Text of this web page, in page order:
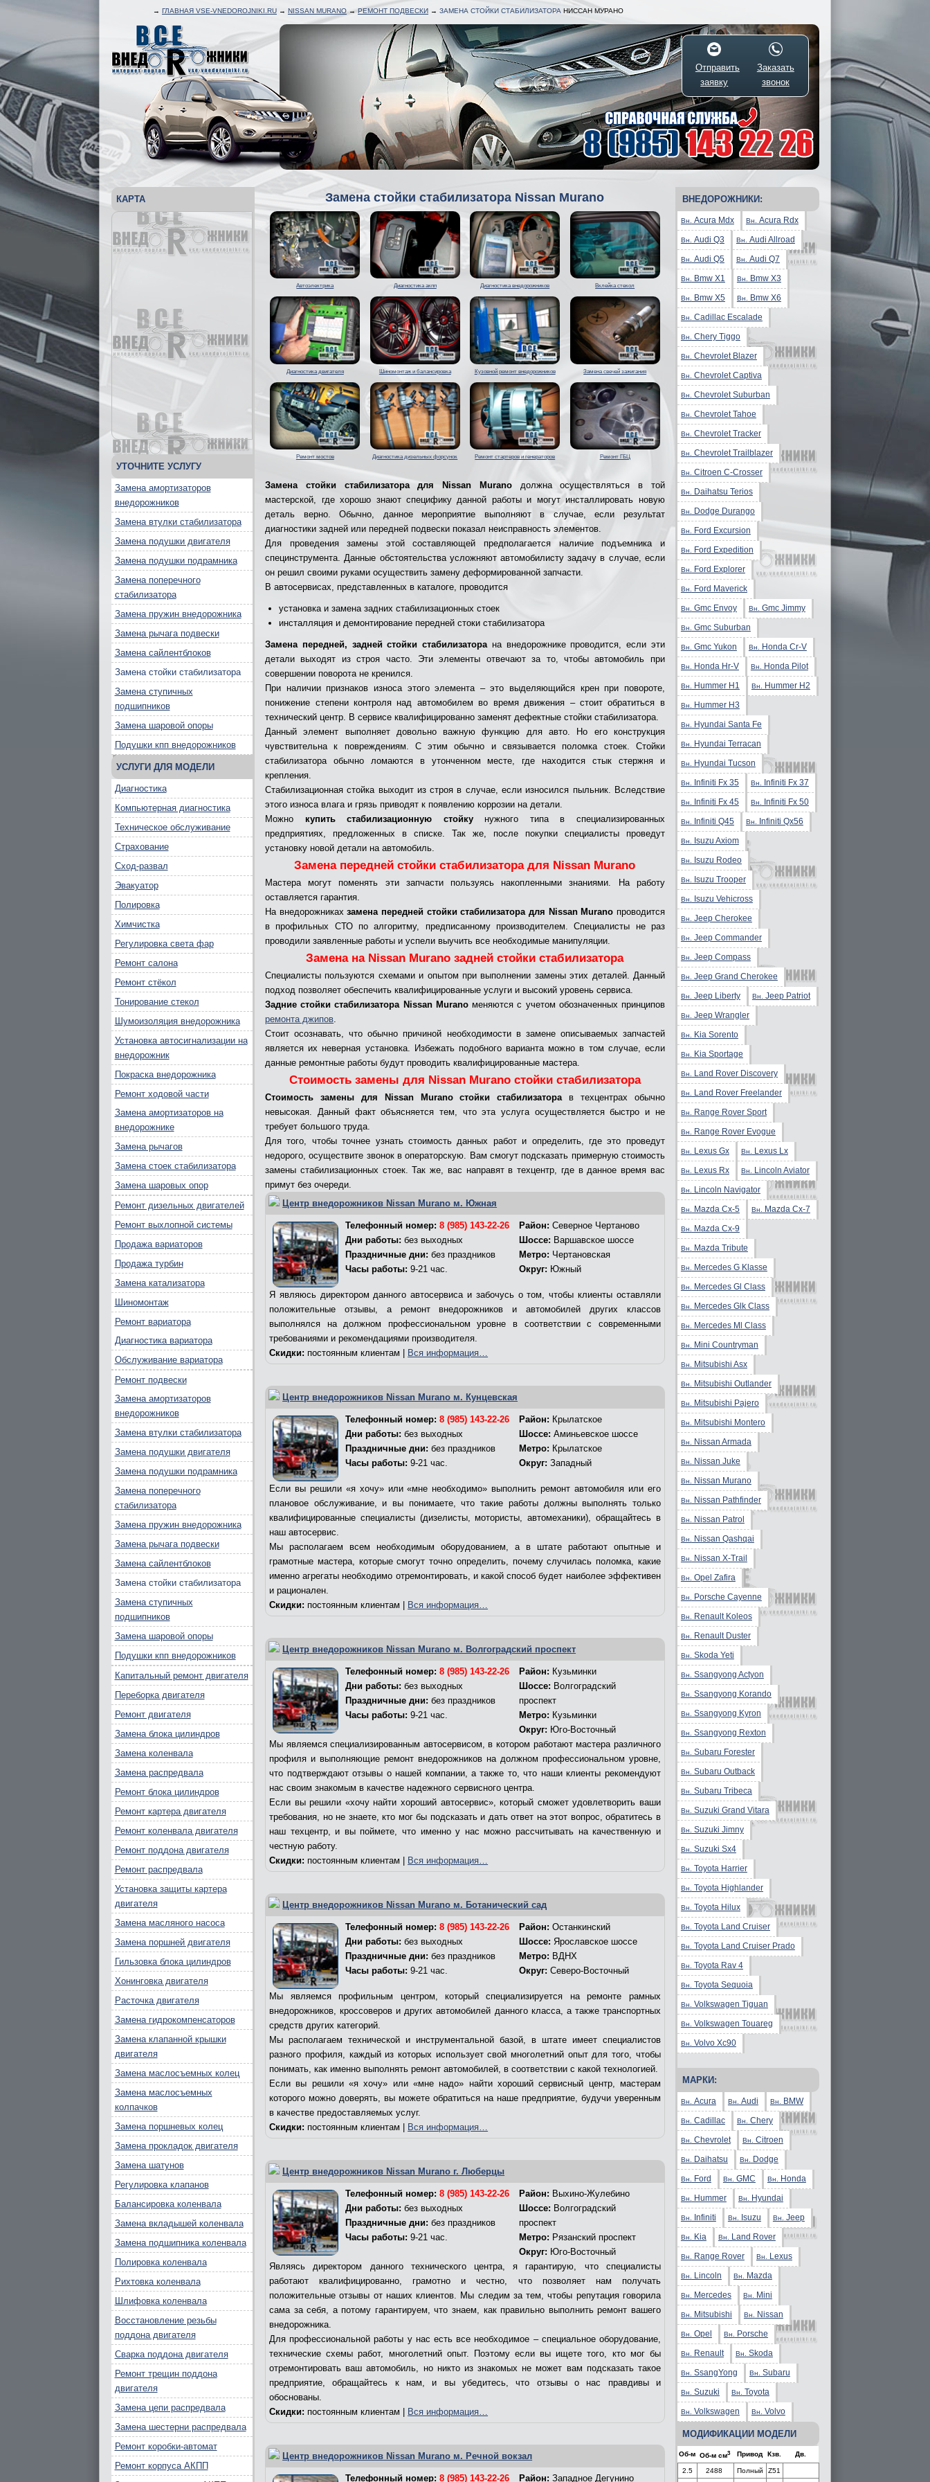
→ ГЛАВНАЯ VSE-VNEDOROJNIKI.RU → NISSAN MURANO → РЕМОНТ ПОДВЕСКИ → ЗАМЕНА СТОЙКИ СТАБИЛИЗАТОРА НИССАН МУРАНО
Отправить
заявку
Заказать
звонок
Замена стойки стабилизатора Nissan Murano
Автоэлектрика Диагностика акпп Диагностика внедорожников Вклейка стекол
Диагностика двигателя Шиномонтаж и балансировка Кузовной ремонт внедорожников Замена свечей зажигания
Ремонт мостов Диагностика дизельных форсунок Ремонт стартеров и генераторов Ремонт ГБЦ
Замена стойки стабилизатора для Nissan Muranoдолжна осуществляться в той
мастерской, где хорошо знают специфику данной работы и могут инсталлировать новую
деталь верно. Обычно, данное мероприятие выполняют в случае, если результат
диагностики задней или передней подвески показал неисправность элементов.
Для проведения замены этой составляющей предполагается наличие подъемника и
специнструмента. Данные обстоятельства усложняют автомобилисту задачу в случае, если
он решил своими руками осуществить замену деформированной запчасти.
В автосервисах, представленных в каталоге, проводится
установка и замена задних стабилизационных стоек
инсталляция и демонтирование передней стоки стабилизатора
Замена передней, задней стойки стабилизаторана внедорожнике проводится, если эти
детали выходят из строя часто. Эти элементы отвечают за то, чтобы автомобиль при
совершении поворота не кренился.
При наличии признаков износа этого элемента – это выделяющийся крен при повороте,
понижение степени контроля над автомобилем во время движения – стоит обратиться в
технический центр. В сервисе квалифицированно заменят дефектные стойки стабилизатора.
Данный элемент выполняет довольно важную функцию для авто. Но его конструкция
чувствительна к повреждениям. С этим обычно и связывается поломка стоек. Стойки
стабилизатора обычно ломаются в утонченном месте, где находится стык стержня и
крепления.
Стабилизационная стойка выходит из строя в случае, если износился пыльник. Вследствие
этого износа влага и грязь приводят к появлению коррозии на детали.
Можно купить стабилизационную стойкунужного типа в специализированных
предприятиях, предложенных в списке. Так же, после покупки специалисты проведут
установку новой детали на автомобиль.
Замена передней стойки стабилизатора для Nissan Murano
Мастера могут поменять эти запчасти пользуясь накопленными знаниями. На работу
оставляется гарантия.
На внедорожникахзамена передней стойки стабилизатора для Nissan Murano проводится
в профильных СТО по алгоритму, предписанному производителем. Специалисты не раз
проводили заявленные работы и успели выучить все необходимые манипуляции.
Замена на Nissan Murano задней стойки стабилизатора
Специалисты пользуются схемами и опытом при выполнении замены этих деталей. Данный
подход позволяет обеспечить квалифицированные услуги и высокий уровень сервиса.
Задние стойки стабилизатора Nissan Muranoменяются с учетом обозначенных принципов
ремонта джипов.
Стоит осознавать, что обычно причиной необходимости в замене описываемых запчастей
является их неверная установка. Избежать подобного варианта можно в том случае, если
данные ремонтные работы будут проводить квалифицированные мастера.
Стоимость замены для Nissan Murano стойки стабилизатора
Стоимость замены для Nissan Murano стойки стабилизаторав техцентрах обычно
невысокая. Данный факт объясняется тем, что эта услуга осуществляется быстро и не
требует большого труда.
Для того, чтобы точнее узнать стоимость данных работ и определить, где это проведут
недорого, осуществите звонок в операторскую. Вам смогут подсказать примерную стоимость
замены стабилизационных стоек. Так же, вас направят в техцентр, где в данное время вас
примут без очереди.
Центр внедорожников Nissan Murano м. Южная
Телефонный номер:8 (985) 143-22-26
Дни работы: без выходных
Праздничные дни: без праздников
Часы работы: 9-21 час.
Район: Северное Чертаново
Шоссе: Варшавское шоссе
Метро: Чертановская
Округ: Южный
Я являюсь директором данного автосервиса и забочусь о том, чтобы клиенты оставляли
положительные отзывы, а ремонт внедорожников и автомобилей других классов
выполнялся на должном профессиональном уровне в соответствии с современными
требованиями и рекомендациями производителя.
Скидки: постоянным клиентам | Вся информация…
Центр внедорожников Nissan Murano м. Кунцевская
Телефонный номер:8 (985) 143-22-26
Дни работы: без выходных
Праздничные дни: без праздников
Часы работы: 9-21 час.
Район: Крылатское
Шоссе: Аминьевское шоссе
Метро: Крылатское
Округ: Западный
Если вы решили «я хочу» или «мне необходимо» выполнить ремонт автомобиля или его
плановое обслуживание, и вы понимаете, что такие работы должны выполнять только
квалифицированные специалисты (дизелисты, мотористы, автомеханики), обращайтесь в
наш автосервис.
Мы располагаем всем необходимым оборудованием, а в штате работают опытные и
грамотные мастера, которые смогут точно определить, почему случилась поломка, какие
именно агрегаты необходимо отремонтировать, и какой способ будет наиболее эффективен
и рационален.
Скидки: постоянным клиентам | Вся информация…
Центр внедорожников Nissan Murano м. Волгоградский проспект
Телефонный номер:8 (985) 143-22-26
Дни работы: без выходных
Праздничные дни: без праздников
Часы работы: 9-21 час.
Район: Кузьминки
Шоссе: Волгоградский
проспект
Метро: Кузьминки
Округ: Юго-Восточный
Мы являемся специализированным автосервисом, в котором работают мастера различного
профиля и выполняющие ремонт внедорожников на должном профессиональном уровне,
что подтверждают отзывы о нашей компании, а также то, что наши клиенты рекомендуют
нас своим знакомым в качестве надежного сервисного центра.
Если вы решили «хочу найти хороший автосервис», который сможет удовлетворить ваши
требования, но не знаете, кто мог бы подсказать и дать ответ на этот вопрос, обратитесь в
наш техцентр, и вы поймете, что именно у нас можно рассчитывать на качественную и
честную работу.
Скидки: постоянным клиентам | Вся информация…
Центр внедорожников Nissan Murano м. Ботанический сад
Телефонный номер:8 (985) 143-22-26
Дни работы: без выходных
Праздничные дни: без праздников
Часы работы: 9-21 час.
Район: Останкинский
Шоссе: Ярославское шоссе
Метро: ВДНХ
Округ: Северо-Восточный
Мы являемся профильным центром, который специализируется на ремонте рамных
внедорожников, кроссоверов и других автомобилей данного класса, а также транспортных
средств других категорий.
Мы располагаем технической и инструментальной базой, в штате имеет специалистов
разного профиля, каждый из которых использует свой многолетний опыт для того, чтобы
понимать, как именно выполнять ремонт автомобилей, в соответствии с какой технологией.
Если вы решили «я хочу» или «мне надо» найти хороший сервисный центр, мастерам
которого можно доверять, вы можете обратиться на наше предприятие, будучи уверенным
в качестве предоставляемых услуг.
Скидки: постоянным клиентам | Вся информация…
Центр внедорожников Nissan Murano г. Люберцы
Телефонный номер:8 (985) 143-22-26
Дни работы: без выходных
Праздничные дни: без праздников
Часы работы: 9-21 час.
Район: Выхино-Жулебино
Шоссе: Волгоградский
проспект
Метро: Рязанский проспект
Округ: Юго-Восточный
Являясь директором данного технического центра, я гарантирую, что специалисты
работают квалифицированно, грамотно и честно, что позволяет нам получать
положительные отзывы от наших клиентов. Мы следим за тем, чтобы репутация говорила
сама за себя, а потому гарантируем, что знаем, как правильно выполнить ремонт вашего
внедорожника.
Для профессиональной работы у нас есть все необходимое – специальное оборудование,
технические схемы работ, многолетний опыт. Поэтому если вы ищете того, кто мог бы
отремонтировать ваш автомобиль, но никто из знакомых не может вам подсказать такое
предприятие, обращайтесь к нам, и вы убедитесь, что отзывы о нас правдивы и
обоснованы.
Скидки: постоянным клиентам | Вся информация…
Центр внедорожников Nissan Murano м. Речной вокзал
Телефонный номер:8 (985) 143-22-26 Район: Западное Дегунино
КАРТА
УТОЧНИТЕ УСЛУГУ
Замена амортизаторов
внедорожников
Замена втулки стабилизатора
Замена подушки двигателя
Замена подушки подрамника
Замена поперечного
стабилизатора
Замена пружин внедорожника
Замена рычага подвески
Замена сайлентблоков
Замена стойки стабилизатора
Замена ступичных
подшипников
Замена шаровой опоры
Подушки кпп внедорожников
УСЛУГИ ДЛЯ МОДЕЛИ
Диагностика
Компьютерная диагностика
Техническое обслуживание
Страхование
Сход-развал
Эвакуатор
Полировка
Химчистка
Регулировка света фар
Ремонт салона
Ремонт стёкол
Тонирование стекол
Шумоизоляция внедорожника
Установка автосигнализации на
внедорожник
Покраска внедорожника
Ремонт ходовой части
Замена амортизаторов на
внедорожнике
Замена рычагов
Замена стоек стабилизатора
Замена шаровых опор
Ремонт дизельных двигателей
Ремонт выхлопной системы
Продажа вариаторов
Продажа турбин
Замена катализатора
Шиномонтаж
Ремонт вариатора
Диагностика вариатора
Обслуживание вариатора
Ремонт подвески
Замена амортизаторов
внедорожников
Замена втулки стабилизатора
Замена подушки двигателя
Замена подушки подрамника
Замена поперечного
стабилизатора
Замена пружин внедорожника
Замена рычага подвески
Замена сайлентблоков
Замена стойки стабилизатора
Замена ступичных
подшипников
Замена шаровой опоры
Подушки кпп внедорожников
Капитальный ремонт двигателя
Переборка двигателя
Ремонт двигателя
Замена блока цилиндров
Замена коленвала
Замена распредвала
Ремонт блока цилиндров
Ремонт картера двигателя
Ремонт коленвала двигателя
Ремонт поддона двигателя
Ремонт распредвала
Установка защиты картера
двигателя
Замена масляного насоса
Замена поршней двигателя
Гильзовка блока цилиндров
Хонинговка двигателя
Расточка двигателя
Замена гидрокомпенсаторов
Замена клапанной крышки
двигателя
Замена маслосъемных колец
Замена маслосъемных
колпачков
Замена поршневых колец
Замена прокладок двигателя
Замена шатунов
Регулировка клапанов
Балансировка коленвала
Замена вкладышей коленвала
Замена подшипника коленвала
Полировка коленвала
Рихтовка коленвала
Шлифовка коленвала
Восстановление резьбы
поддона двигателя
Сварка поддона двигателя
Ремонт трещин поддона
двигателя
Замена цепи распредвала
Замена шестерни распредвала
Ремонт коробки-автомат
Ремонт корпуса АКПП
ВНЕДОРОЖНИКИ:
Вн. Acura Mdx Вн. Acura Rdx
Вн. Audi Q3 Вн. Audi Allroad
Вн. Audi Q5 Вн. Audi Q7
Вн. Bmw X1 Вн. Bmw X3
Вн. Bmw X5 Вн. Bmw X6
Вн. Cadillac Escalade
Вн. Chery Tiggo
Вн. Chevrolet Blazer
Вн. Chevrolet Captiva
Вн. Chevrolet Suburban
Вн. Chevrolet Tahoe
Вн. Chevrolet Tracker
Вн. Chevrolet Trailblazer
Вн. Citroen C-Crosser
Вн. Daihatsu Terios
Вн. Dodge Durango
Вн. Ford Excursion
Вн. Ford Expedition
Вн. Ford Explorer
Вн. Ford Maverick
Вн. Gmc Envoy Вн. Gmc Jimmy
Вн. Gmc Suburban
Вн. Gmc Yukon Вн. Honda Cr-V
Вн. Honda Hr-V Вн. Honda Pilot
Вн. Hummer H1 Вн. Hummer H2
Вн. Hummer H3
Вн. Hyundai Santa Fe
Вн. Hyundai Terracan
Вн. Hyundai Tucson
Вн. Infiniti Fx 35 Вн. Infiniti Fx 37
Вн. Infiniti Fx 45 Вн. Infiniti Fx 50
Вн. Infiniti Q45 Вн. Infiniti Qx56
Вн. Isuzu Axiom
Вн. Isuzu Rodeo
Вн. Isuzu Trooper
Вн. Isuzu Vehicross
Вн. Jeep Cherokee
Вн. Jeep Commander
Вн. Jeep Compass
Вн. Jeep Grand Cherokee
Вн. Jeep Liberty Вн. Jeep Patriot
Вн. Jeep Wrangler
Вн. Kia Sorento
Вн. Kia Sportage
Вн. Land Rover Discovery
Вн. Land Rover Freelander
Вн. Range Rover Sport
Вн. Range Rover Evogue
Вн. Lexus Gx Вн. Lexus Lx
Вн. Lexus Rx Вн. Lincoln Aviator
Вн. Lincoln Navigator
Вн. Mazda Cx-5 Вн. Mazda Cx-7
Вн. Mazda Cx-9
Вн. Mazda Tribute
Вн. Mercedes G Klasse
Вн. Mercedes Gl Class
Вн. Mercedes Glk Class
Вн. Mercedes Ml Class
Вн. Mini Countryman
Вн. Mitsubishi Asx
Вн. Mitsubishi Outlander
Вн. Mitsubishi Pajero
Вн. Mitsubishi Montero
Вн. Nissan Armada
Вн. Nissan Juke
Вн. Nissan Murano
Вн. Nissan Pathfinder
Вн. Nissan Patrol
Вн. Nissan Qashqai
Вн. Nissan X-Trail
Вн. Opel Zafira
Вн. Porsche Cayenne
Вн. Renault Koleos
Вн. Renault Duster
Вн. Skoda Yeti
Вн. Ssangyong Actyon
Вн. Ssangyong Korando
Вн. Ssangyong Kyron
Вн. Ssangyong Rexton
Вн. Subaru Forester
Вн. Subaru Outback
Вн. Subaru Tribeca
Вн. Suzuki Grand Vitara
Вн. Suzuki Jimny
Вн. Suzuki Sx4
Вн. Toyota Harrier
Вн. Toyota Highlander
Вн. Toyota Hilux
Вн. Toyota Land Cruiser
Вн. Toyota Land Cruiser Prado
Вн. Toyota Rav 4
Вн. Toyota Sequoia
Вн. Volkswagen Tiguan
Вн. Volkswagen Touareg
Вн. Volvo Xc90
МАРКИ:
Вн. Acura Вн. Audi Вн. BMW
Вн. Cadillac Вн. Chery
Вн. Chevrolet Вн. Citroen
Вн. Daihatsu Вн. Dodge
Вн. Ford Вн. GMC Вн. Honda
Вн. Hummer Вн. Hyundai
Вн. Infiniti Вн. Isuzu Вн. Jeep
Вн. Kia Вн. Land Rover
Вн. Range Rover Вн. Lexus
Вн. Lincoln Вн. Mazda
Вн. Mercedes Вн. Mini
Вн. Mitsubishi Вн. Nissan
Вн. Opel Вн. Porsche
Вн. Renault Вн. Skoda
Вн. SsangYong Вн. Subaru
Вн. Suzuki Вн. Toyota
Вн. Volkswagen Вн. Volvo
МОДИФИКАЦИИ МОДЕЛИ
Об-м Об-м см3 Привод Кзв. Дв.
2.5 2488 Полный Z51